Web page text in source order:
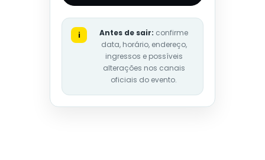
i Antes de sair: confirme
data, horário, endereço,
ingressos e possíveis
alterações nos canais
oficiais do evento.